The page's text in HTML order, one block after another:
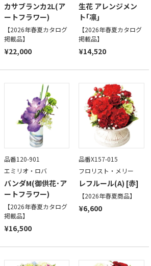
カサブランカ2L(ア
ートフラワー)
【2026年春夏カタログ
掲載品】
¥22,000
生花 アレンジメン
ト｢凛｣
【2026年春夏カタログ
掲載品】
¥14,520
品番120-901
エミリオ・ロバ
バンダM(御供花･ア
ートフラワー)
【2026年春夏カタログ
掲載品】
¥16,500
品番X157-015
フロリスト・メリー
レフルール(A) [赤]
【2026年春夏商品】
¥6,600